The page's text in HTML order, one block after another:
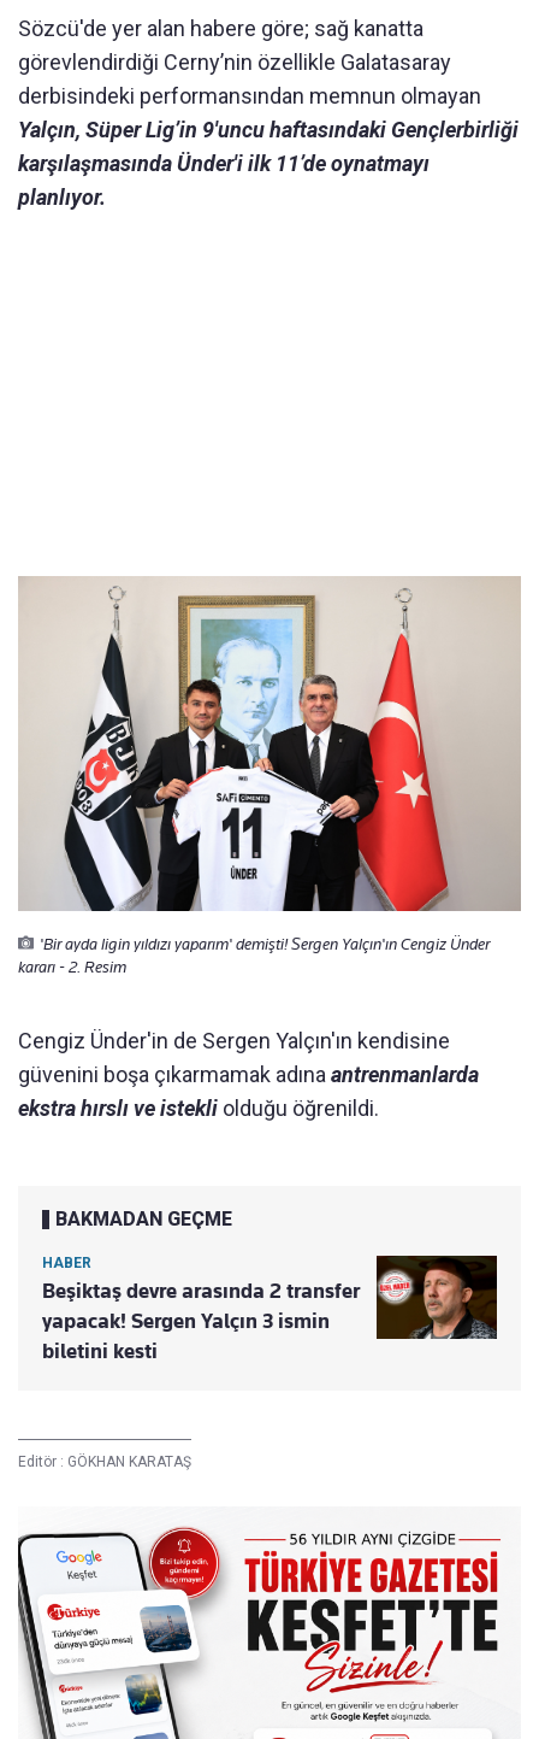
Sözcü'de yer alan habere göre; sağ kanatta
görevlendirdiği Cerny’nin özellikle Galatasaray
derbisindeki performansından memnun olmayan
Yalçın, Süper Lig’in 9'uncu haftasındaki Gençlerbirliği
karşılaşmasında Ünder'i ilk 11’de oynatmayı
planlıyor.
'Bir ayda ligin yıldızı yaparım' demişti! Sergen Yalçın'ın Cengiz Ünder
kararı - 2. Resim
Cengiz Ünder'in de Sergen Yalçın'ın kendisine
güvenini boşa çıkarmamak adınaantrenmanlarda
ekstra hırslı ve istekli olduğu öğrenildi.
BAKMADAN GEÇME
HABER
Beşiktaş devre arasında 2 transfer
yapacak! Sergen Yalçın 3 ismin
biletini kesti
Editör : GÖKHAN KARATAŞ